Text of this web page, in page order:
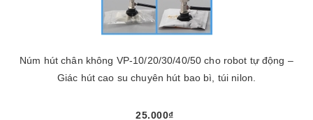
Núm hút chân không VP-10/20/30/40/50 cho robot tự động –
Giác hút cao su chuyên hút bao bì, túi nilon.
25.000₫